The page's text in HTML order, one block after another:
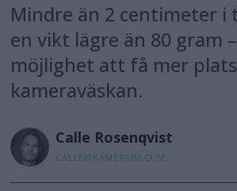
Mindre än 2 centimeter i
en vikt lägre än 80 gram
möjlighet att få mer
kameraväskan.
Calle Rosenqvist
CALLE@KAMERABILD.SE